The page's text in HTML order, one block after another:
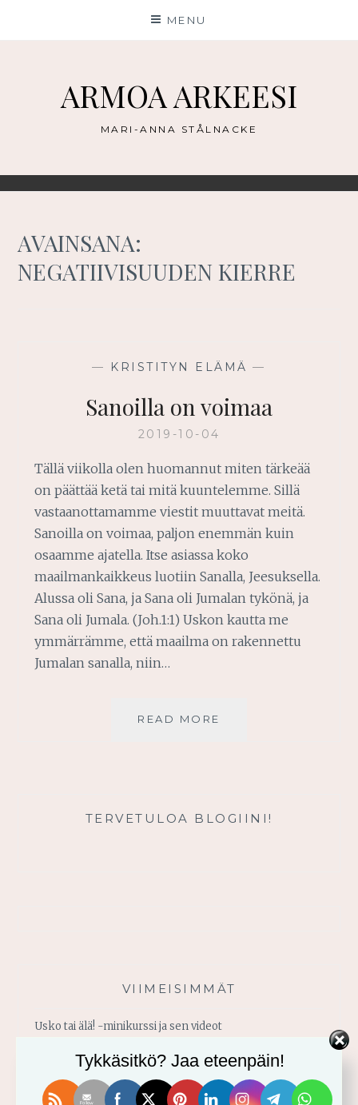
MENU
ARMOA ARKEESI
MARI-ANNA STÅLNACKE
AVAINSANA:
NEGATIIVISUUDEN KIERRE
— KRISTITYN ELÄMÄ —
Sanoilla on voimaa
2019-10-04
Tällä viikolla olen huomannut miten tärkeää
on päättää ketä tai mitä kuuntelemme. Sillä
vastaanottamamme viestit muuttavat meitä.
Sanoilla on voimaa, paljon enemmän kuin
osaamme ajatella. Itse asiassa koko
maailmankaikkeus luotiin Sanalla, Jeesuksella.
Alussa oli Sana, ja Sana oli Jumalan tykönä, ja
Sana oli Jumala. (Joh.1:1) Uskon kautta me
ymmärrämme, että maailma on rakennettu
Jumalan sanalla, niin…
READ MORE
TERVETULOA BLOGIINI!
VIIMEISIMMÄT
Usko tai älä! -minikurssi ja sen videot
Vahvistu armosta!
Älä yritä omin voimin
Tykkäsitkö? Jaa eteenpäin!